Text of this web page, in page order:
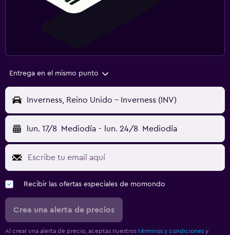
Entrega en el mismo punto
Inverness, Reino Unido - Inverness (INV)
lun. 17/8 Mediodía - lun. 24/8 Mediodía
Recibir las ofertas especiales de momondo
Crea una alerta de precios
Al crear una alerta de precio, aceptas nuestros términos y condiciones y